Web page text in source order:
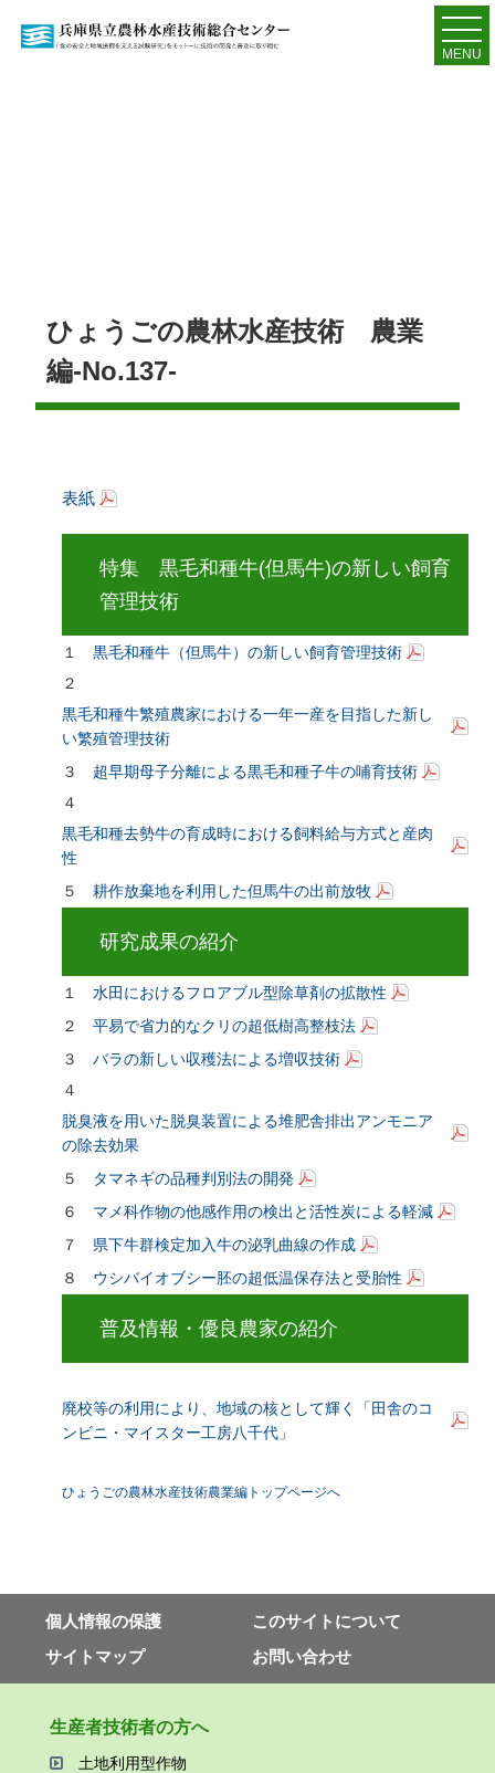
MENU
ひょうごの農林水産技術 農業
編-No.137-
表紙
特集 黒毛和種牛(但馬牛)の新しい飼育
管理技術
１ 黒毛和種牛（但馬牛）の新しい飼育管理技術
２
黒毛和種牛繁殖農家における一年一産を目指した新し
い繁殖管理技術
３ 超早期母子分離による黒毛和種子牛の哺育技術
４
黒毛和種去勢牛の育成時における飼料給与方式と産肉
性
５ 耕作放棄地を利用した但馬牛の出前放牧
研究成果の紹介
１ 水田におけるフロアブル型除草剤の拡散性
２ 平易で省力的なクリの超低樹高整枝法
３ バラの新しい収穫法による増収技術
４
脱臭液を用いた脱臭装置による堆肥舎排出アンモニア
の除去効果
５
タマネギの品種判別法の開発
６ マメ科作物の他感作用の検出と活性炭による軽減
７ 県下牛群検定加入牛の泌乳曲線の作成
８ ウシバイオブシー胚の超低温保存法と受胎性
普及情報・優良農家の紹介
廃校等の利用により、地域の核として輝く「田舎のコ
ンビニ・マイスター工房八千代」
ひょうごの農林水産技術農業編トップページへ
個⼈情報の保護
このサイトについて
サイトマップ
お問い合わせ
⽣産者技術者の⽅へ
⼟地利⽤型作物